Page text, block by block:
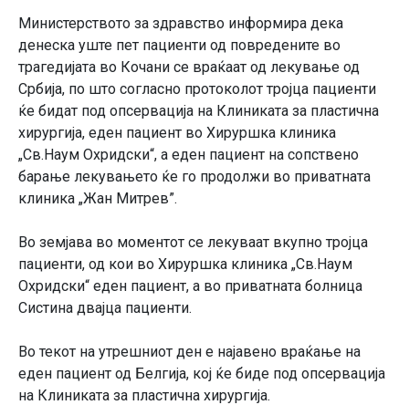
Министерството за здравство информира дека
денеска уште пет пациенти од повредените во
трагедијата во Кочани се враќаат од лекување од
Србија, по што согласно протоколот тројца пациенти
ќе бидат под опсервација на Клиниката за пластична
хирургија, еден пациент во Хируршка клиника
„Св.Наум Охридски“, а еден пациент на сопствено
барање лекувањето ќе го продолжи во приватната
клиника „Жан Митрев”.
Во земјава во моментот се лекуваат вкупно тројца
пациенти, од кои во Хируршка клиника „Св.Наум
Охридски“ еден пациент, а во приватната болница
Систина двајца пациенти.
Во текот на утрешниот ден е најавено враќање на
еден пациент од Белгија, кој ќе биде под опсервација
на Клиниката за пластична хирургија.